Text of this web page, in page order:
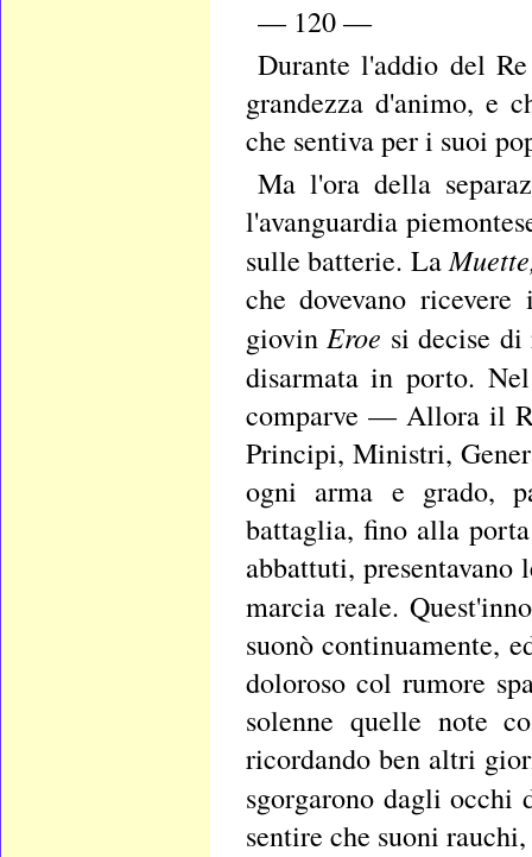
— 120 —
Durante l'addio del
grandezza d'animo, e
che sentiva per i suoi
Ma l'ora della
l'avanguardia
sulle batterie. La
che dovevano
giovinEroe si decise
disarmata in porto.
comparve — Allora il
Principi, Ministri,
ogni arma e grado,
battaglia, fino alla
abbattuti,
marcia reale.
suonò continuamente,
doloroso col rumore
solenne quelle note
ricordando ben altri
sgorgarono dagli
sentire che suoni